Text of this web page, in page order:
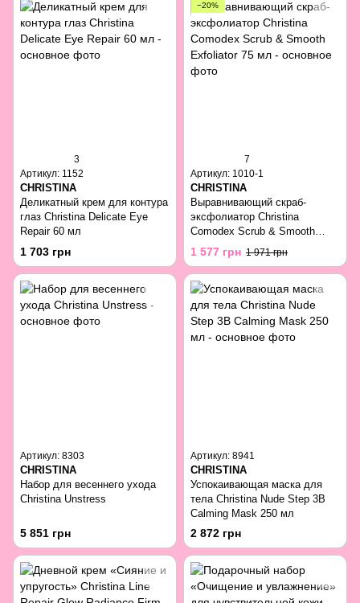
3
Артикул: 1152
CHRISTINA
Деликатный крем для контура
глаз Christina Delicate Eye
Repair 60 мл
1 703 грн
−20%
7
Артикул: 1010-1
CHRISTINA
Выравнивающий скраб-
эксфолиатор Christina
Comodex Scrub & Smooth
Exfoliator 75 мл
1 577 грн 1 971 грн
Артикул: 8303
CHRISTINA
Набор для весеннего ухода
Christina Unstress
5 851 грн
Артикул: 8941
CHRISTINA
Успокаивающая маска для
тела Christina Nude Step 3B
Calming Mask 250 мл
2 872 грн